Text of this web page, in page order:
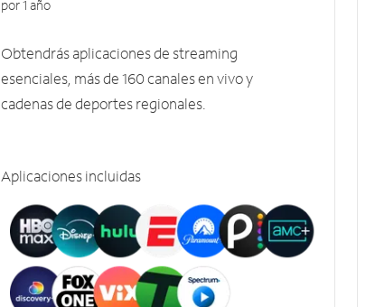
por 1 año
Obtendrás aplicaciones de streaming
esenciales, más de 160 canales en vivo y
cadenas de deportes regionales.
Aplicaciones incluidas